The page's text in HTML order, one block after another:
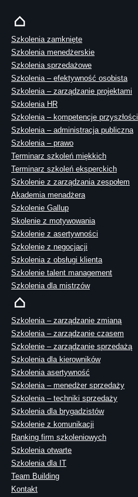
Szkolenia zamknięte
Szkolenia menedżerskie
Szkolenia sprzedażowe
Szkolenia – efektywność osobista
Szkolenia – zarządzanie projektami
Szkolenia HR
Szkolenia – kompetencje przyszłości
Szkolenia – administracja publiczna
Szkolenia – prawo
Terminarz szkoleń miękkich
Terminarz szkoleń eksperckich
Szkolenie z zarządzania zespołem
Akademia menadżera
Szkolenie Gallup
Skolenie z motywowania
Szkolenie z asertywności
Szkolenie z negocjacji
Szkolenia z obsługi klienta
Szkolenie talent management
Szkolenia dla mistrzów
Szkolenia – zarządzanie zmianą
Szkolenia – zarządzanie czasem
Szkolenie – zarządzanie sprzedażą
Szkolenia dla kierowników
Szkolenia asertywność
Szkolenia – menedżer sprzedaży
Szkolenia – techniki sprzedaży
Szkolenia dla brygadzistów
Szkolenie z komunikacji
Ranking firm szkoleniowych
Szkolenia otwarte
Szkolenia dla IT
Team Building
Kontakt